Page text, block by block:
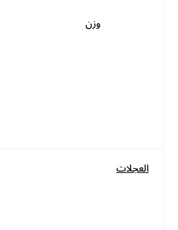
وزن
العجلات